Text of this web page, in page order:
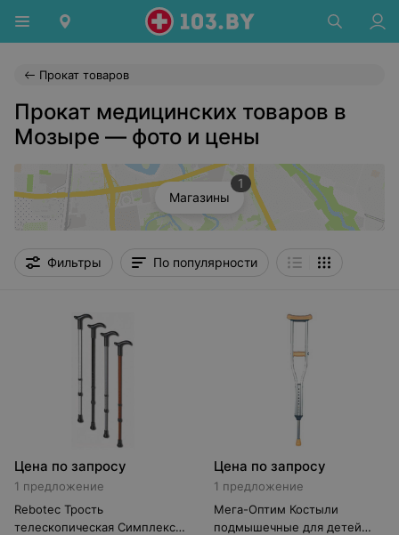
Прокат товаров
Прокат медицинских товаров в
Мозыре — фото и цены
Магазины
1
Фильтры По популярности
Цена по запросу
1 предложение
Rebotec Трость
телескопическая Симплекс
Цена по запросу
1 предложение
Мега-Оптим Костыли
подмышечные для детей